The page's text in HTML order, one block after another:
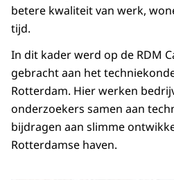
betere kwaliteit van werk,
tijd.
In dit kader werd op de RDM
gebracht aan het
Rotterdam. Hier werken
onderzoekers samen aan
bijdragen aan slimme
Rotterdamse haven.